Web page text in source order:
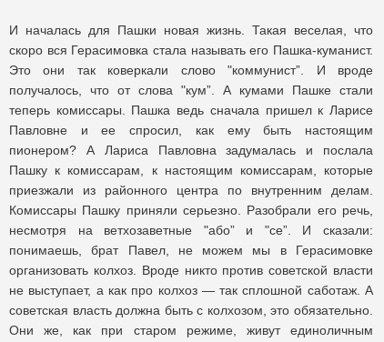
И началась для Пашки новая жизнь. Такая веселая, что
скоро вся Герасимовка стала называть его Пашка-куманист.
Это они так коверкали слово "коммунист”. И вроде
получалось, что от слова "кум”. А кумами Пашке стали
теперь комиссары. Пашка ведь сначала пришел к Ларисе
Павловне и ее спросил, как ему быть настоящим
пионером? А Лариса Павловна задумалась и послала
Пашку к комиссарам, к настоящим комиссарам, которые
приезжали из районного центра по внутренним делам.
Комиссары Пашку приняли серьезно. Разобрали его речь,
несмотря на ветхозаветные "або” и "се”. И сказали:
понимаешь, брат Павел, не можем мы в Герасимовке
организовать колхоз. Вроде никто против советской власти
не выступает, а как про колхоз — так сплошной саботаж. А
советская власть должна быть с колхозом, это обязательно.
Они же, как при старом режиме, живут единоличным